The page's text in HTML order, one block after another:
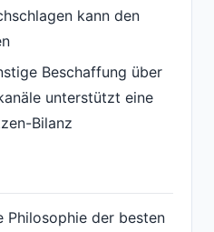
kann den
Beschaffung über
unterstützt eine
Bilanz
Philosophie der besten